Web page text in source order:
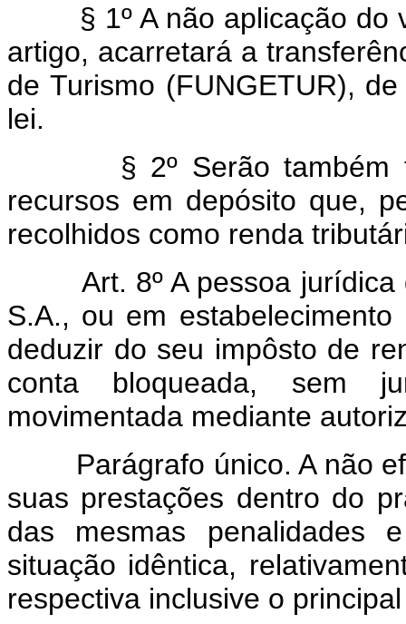
§ 1º A não aplicação
artigo, acarretará a
de Turismo (FUNGETUR),
lei.
§ 2º Serão também
recursos em depósito que,
recolhidos como renda
Art. 8º A pessoa jurídica
S.A., ou em
deduzir do seu impôsto de
conta bloqueada, sem
movimentada mediante
Parágrafo único. A não
suas prestações dentro do
das mesmas penalidades
situação idêntica,
respectiva inclusive o